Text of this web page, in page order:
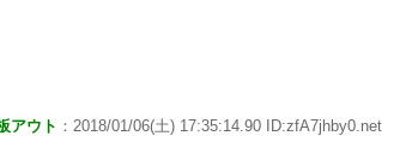
アウト ：2018/01/06(土) 17:35:14.90 ID:zfA7jhby0.net